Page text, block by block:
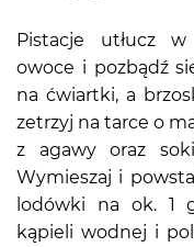
Pistacje utłucz w
owoce i pozbądź
na ćwiartki, a
zetrzyj na tarce o
z agawy oraz
Wymieszaj i
lodówki na ok. 1
kąpieli wodnej i